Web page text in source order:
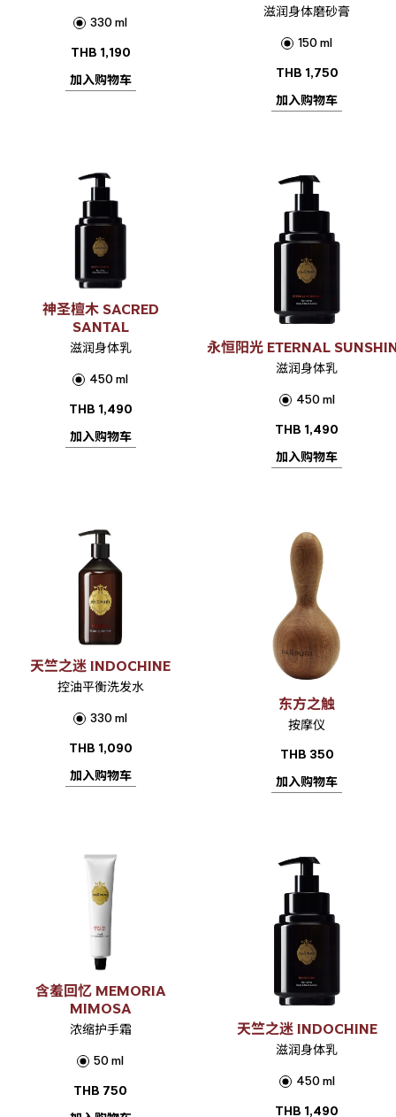
330 ml
THB 1,190
加入购物车
滋润身体磨砂膏
150 ml
THB 1,750
加入购物车
神圣檀木 SACRED
SANTAL
滋润身体乳
450 ml
THB 1,490
加入购物车
永恒阳光 ETERNAL
滋润身体乳
450 ml
THB 1,490
加入购物车
天竺之迷 INDOCHINE
控油平衡洗发水
330 ml
THB 1,090
加入购物车
东方之触
按摩仪
THB 350
加入购物车
含羞回忆 MEMORIA
MIMOSA
浓缩护手霜
50 ml
THB 750
天竺之迷 INDOCHINE
滋润身体乳
450 ml
THB 1,490